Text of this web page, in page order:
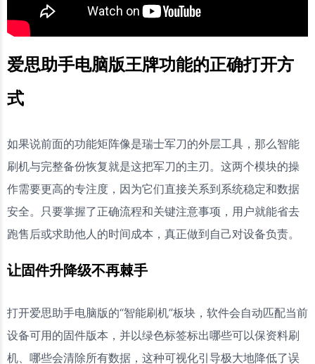
爱思助手电脑版王牌功能的正确打开方
式
如果说前面的功能矩阵像是瑞士军刀的外层工具，那么智能
刷机与完整备份恢复就是这把军刀的主刃。这两个模块的操
作需要更高的专注度，因为它们直接关系到系统稳定和数据
安全。只要掌握了正确流程和关键注意事项，用户就能省去
跑售后或求助他人的时间成本，真正做到自己对设备负责。
让固件升降级不再棘手
打开爱思助手电脑版的“智能刷机”板块，软件会自动匹配当前
设备可用的固件版本，并以绿色标签标出哪些可以保资料刷
机、哪些会清除所有数据，这种可视化引导极大地降低了误